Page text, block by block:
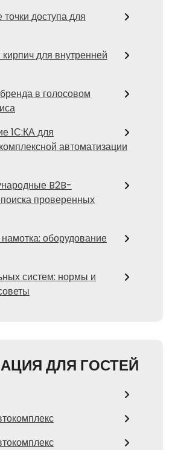
доступа для
для внутренней
в голосовом
1С:КА для
автоматизации
B2B-
проверенных
оборудование
систем: нормы и
ДЛЯ ГОСТЕЙ